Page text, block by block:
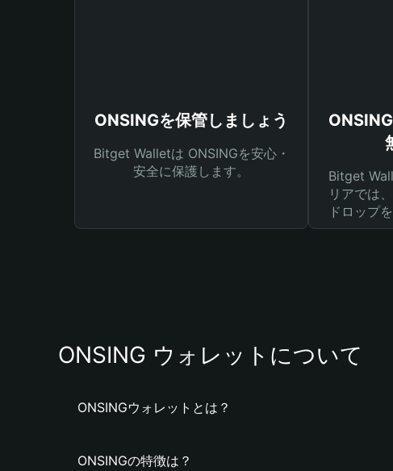
ONSINGを保管しましょう
Bitget Walletは ONSINGを安心・
安全に保護します。
Bitget
リアでは
ドロップ
ONSING ウォレットについて
ONSINGウォレットとは？
ONSINGの特徴は？